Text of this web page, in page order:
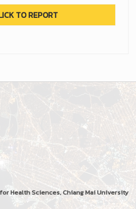
Health Sciences, Chiang Mai University